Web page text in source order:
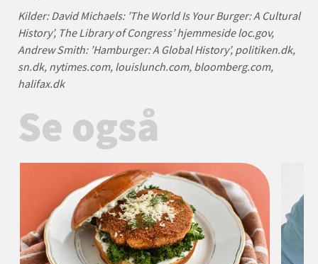
Kilder: David Michaels: ’The World Is Your Burger: A Cultural
History’, The Library of Congress’ hjemmeside loc.gov,
Andrew Smith: ’Hamburger: A Global History’, politiken.dk,
sn.dk, nytimes.com, louislunch.com, bloomberg.com,
halifax.dk
Se også